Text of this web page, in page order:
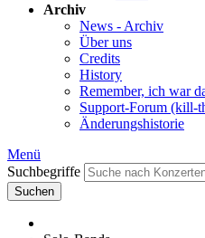
Archiv
News - Archiv
Über uns
Credits
History
Remember, ich war
Support-Forum (kill-
Änderungshistorie
Menü
Suchbegriffe
Suchen